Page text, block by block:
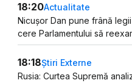
18:20Actualitate
Nicușor Dan pune frână
cere Parlamentului să
18:18Știri Externe
Rusia: Curtea Supremă